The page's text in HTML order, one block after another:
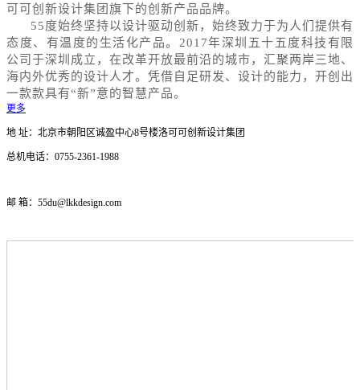
可可创新设计集团旗下的创新产品品牌。
55度始终坚持以设计驱动创新，始终致力于为人们提供有
态度、有温度的生活化产品。2017年深圳五十五度科技有限
公司于深圳成立，在改革开放最前沿的城市，汇聚两岸三地、
海内外优秀的设计人才。凭借自足研发、设计的能力，开创出
一款款具有“新”意的智慧产品。
更多
地 址： 北京市朝阳区诚盈中心8号楼洛可可创新设计集团
总机电话：0755-2361-1988
邮 箱：55du@lkkdesign.com